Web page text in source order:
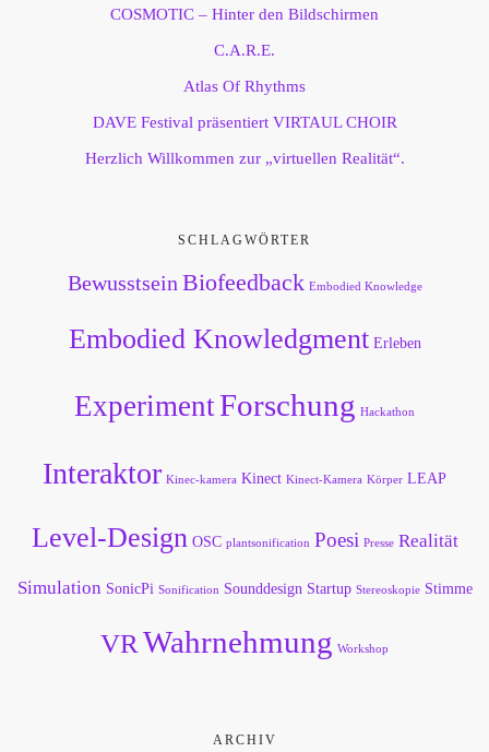
COSMOTIC – Hinter den Bildschirmen
C.A.R.E.
Atlas Of Rhythms
DAVE Festival präsentiert VIRTAUL CHOIR
Herzlich Willkommen zur „virtuellen Realität“.
SCHLAGWÖRTER
Bewusstsein Biofeedback Embodied Knowledge
Embodied Knowledgment Erleben
ExperimentForschung Hackathon
Interaktor Kinec-kamera Kinect Kinect-Kamera Körper LEAP
Level-Design OSC plantsonification Poesi Presse Realität
Simulation SonicPi Sonification Sounddesign Startup Stereoskopie Stimme
VR Wahrnehmung Workshop
ARCHIV